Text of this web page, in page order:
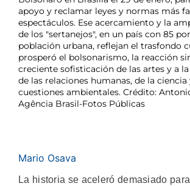
apoyo y reclamar leyes y normas más
espectáculos. Ese acercamiento y la
de los "sertanejos", en un país con 85
población urbana, reflejan el trasfondo
prosperó el bolsonarismo, la reacción
creciente sofisticación de las artes y a
de las relaciones humanas, de la ciencia
cuestiones ambientales. Crédito:
Agência Brasil-Fotos Públicas
Mario Osava
La historia se aceleró demasiado